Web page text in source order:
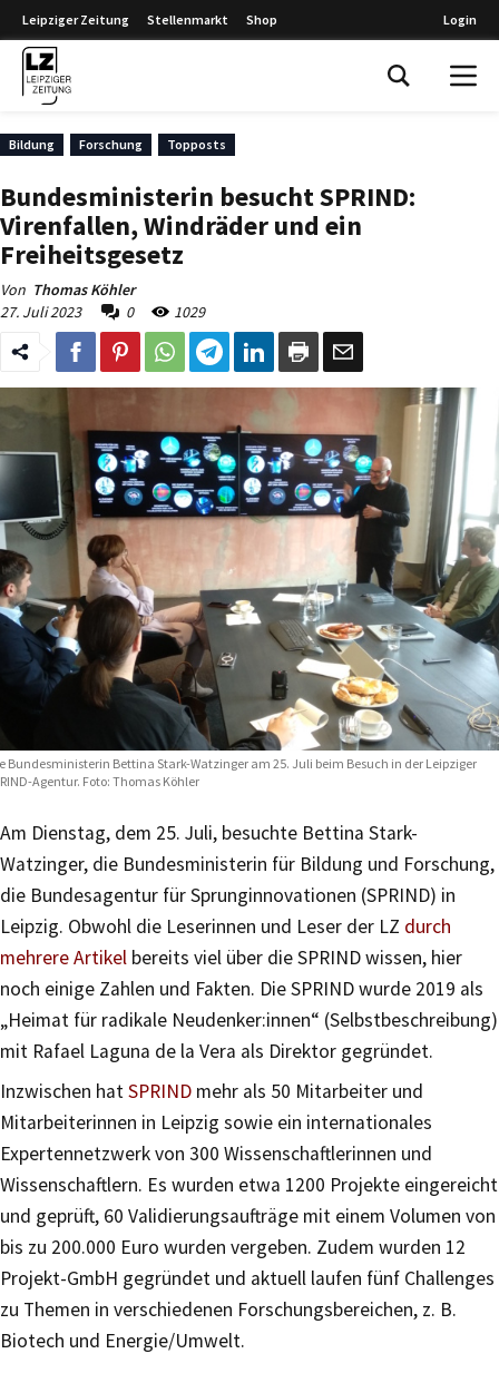
Leipziger Zeitung Stellenmarkt Shop Login
Bildung Forschung Topposts
Bundesministerin besucht SPRIND:
Virenfallen, Windräder und ein
Freiheitsgesetz
Von Thomas Köhler
27. Juli 2023
0 1029
Bundesministerin Bettina Stark-Watzinger am 25. Juli beim Besuch in der Leipziger
Agentur. Foto: Thomas Köhler
Am Dienstag, dem 25. Juli, besuchte Bettina Stark-
Watzinger, die Bundesministerin für Bildung und Forschung,
die Bundesagentur für Sprunginnovationen (SPRIND) in
Leipzig. Obwohl die Leserinnen und Leser der LZ durch
mehrere Artikel bereits viel über die SPRIND wissen, hier
noch einige Zahlen und Fakten. Die SPRIND wurde 2019 als
„Heimat für radikale Neudenker:innen“ (Selbstbeschreibung)
mit Rafael Laguna de la Vera als Direktor gegründet.
Inzwischen hatSPRIND mehr als 50 Mitarbeiter und
Mitarbeiterinnen in Leipzig sowie ein internationales
Expertennetzwerk von 300 Wissenschaftlerinnen und
Wissenschaftlern. Es wurden etwa 1200 Projekte eingereicht
und geprüft, 60 Validierungsaufträge mit einem Volumen von
bis zu 200.000 Euro wurden vergeben. Zudem wurden 12
Projekt-GmbH gegründet und aktuell laufen fünf Challenges
zu Themen in verschiedenen Forschungsbereichen, z. B.
Biotech und Energie/Umwelt.